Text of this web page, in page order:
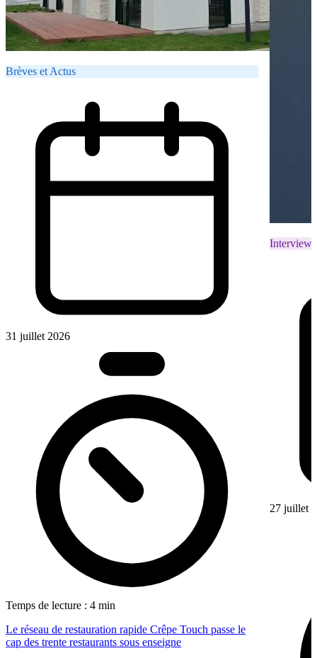
Brèves et Actus
31 juillet 2026
Temps de lecture : 4 min
Le réseau de restauration rapide Crêpe Touch passe le
cap des trente restaurants sous enseigne
Interviews
27 juillet